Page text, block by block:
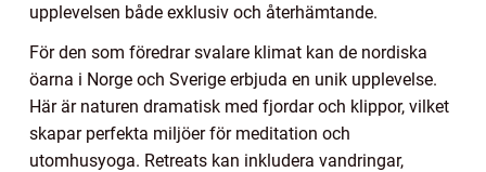
upplevelsen både exklusiv och återhämtande.
För den som föredrar svalare klimat kan de nordiska
öarna i Norge och Sverige erbjuda en unik upplevelse.
Här är naturen dramatisk med fjordar och klippor, vilket
skapar perfekta miljöer för meditation och
utomhusyoga. Retreats kan inkludera vandringar,